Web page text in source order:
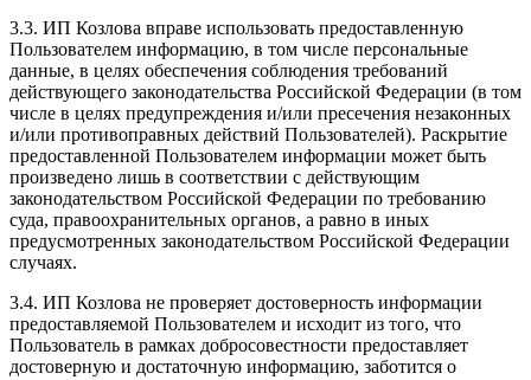
3.3. ИП Козлова вправе использовать предоставленную
Пользователем информацию, в том числе персональные
данные, в целях обеспечения соблюдения требований
действующего законодательства Российской Федерации (в том
числе в целях предупреждения и/или пресечения незаконных
и/или противоправных действий Пользователей). Раскрытие
предоставленной Пользователем информации может быть
произведено лишь в соответствии с действующим
законодательством Российской Федерации по требованию
суда, правоохранительных органов, а равно в иных
предусмотренных законодательством Российской Федерации
случаях.
3.4. ИП Козлова не проверяет достоверность информации
предоставляемой Пользователем и исходит из того, что
Пользователь в рамках добросовестности предоставляет
достоверную и достаточную информацию, заботится о